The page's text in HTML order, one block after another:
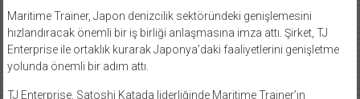
Maritime Trainer, Japon denizcilik sektöründeki genişlemesini
hızlandıracak önemli bir iş birliği anlaşmasına imza attı. Şirket, TJ
Enterprise ile ortaklık kurarak Japonya’daki faaliyetlerini genişletme
yolunda önemli bir adım attı.
TJ Enterprise, Satoshi Katada liderliğinde Maritime Trainer’ın